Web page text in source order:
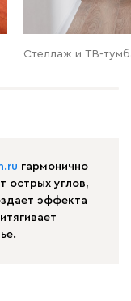
Стеллаж и ТВ-
гармонично
острых углов,
эффекта